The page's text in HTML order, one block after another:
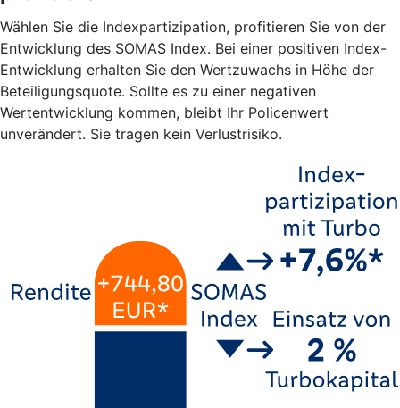
Wählen Sie die Indexpartizipation, profitieren Sie von der
Entwicklung des SOMAS Index. Bei einer positiven Index-
Entwicklung erhalten Sie den Wertzuwachs in Höhe der
Beteiligungsquote. Sollte es zu einer negativen
Wertentwicklung kommen, bleibt Ihr Policenwert
unverändert. Sie tragen kein Verlustrisiko.